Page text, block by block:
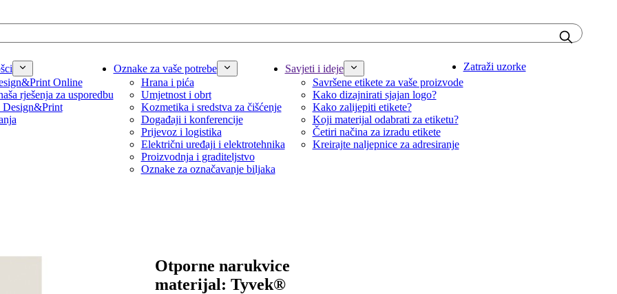
Online
rješenja za usporedbu
Design&Print
Oznake za vaše potrebe
Hrana i pića
Umjetnost i obrt
Kozmetika i sredstva za čišćenje
Događaji i konferencije
Prijevoz i logistika
Električni uređaji i elektrotehnika
Proizvodnja i graditeljstvo
Oznake za označavanje biljaka
Savjeti i ideje
Savršene etikete za vaše proizvode
Kako dizajnirati sjajan logo?
Kako zalijepiti etikete?
Koji materijal odabrati za etiketu?
Četiri načina za izradu etikete
Kreirajte naljepnice za adresiranje
Zatraži uzorke
Otporne narukvice
materijal: Tyvek®